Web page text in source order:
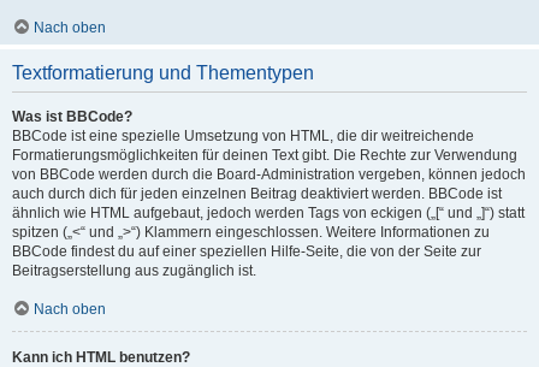
Nach oben
Textformatierung und Thementypen
Was ist BBCode?
BBCode ist eine spezielle Umsetzung von HTML, die dir weitreichende
Formatierungsmöglichkeiten für deinen Text gibt. Die Rechte zur Verwendung
von BBCode werden durch die Board-Administration vergeben, können jedoch
auch durch dich für jeden einzelnen Beitrag deaktiviert werden. BBCode ist
ähnlich wie HTML aufgebaut, jedoch werden Tags von eckigen („[“ und „]“) statt
spitzen („<“ und „>“) Klammern eingeschlossen. Weitere Informationen zu
BBCode findest du auf einer speziellen Hilfe-Seite, die von der Seite zur
Beitragserstellung aus zugänglich ist.
Nach oben
Kann ich HTML benutzen?